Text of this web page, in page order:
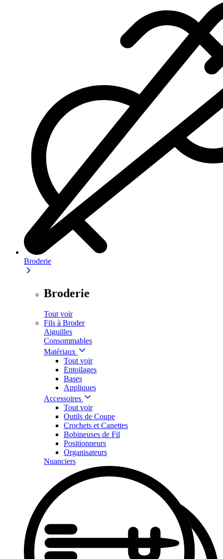
Broderie
Broderie
Tout voir
Fils à Broder
Aiguilles
Consommables
Matériaux
Tout voir
Entoilages
Bases
Appliques
Accessoires
Tout voir
Outils de Coupe
Crochets et Canettes
Bobineuses de Fil
Positionneurs
Organisateurs
Nuanciers